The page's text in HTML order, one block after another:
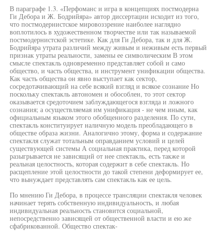
В параграфе 1.3. «Перфоманс и игра в концепциях постмодерна
Ги Дебора и Ж. Бодрийяра» автор диссертации исходит из того,
что постмодернистское мировоззрение наиболее наглядно
воплотилось в художественном творчестве или так называемой
постмодернистской эстетике. Как для Ги Дебора, так и для Ж.
Бодрийяра утрата различий между живым и неживым есть первый
признак утраты реальности, замены ее символическим В этом
смысле спектакль одновременно представляет собой и само
общество, и часть общества, и инструмент унификации общества.
Как часть общества он явно выступает как сектор,
сосредотачивающий на себе всякий взгляд и всякое сознание Но
поскольку спектакль автономен и обособлен, то этот сектор
оказывается средоточием заблуждающегося взгляда и ложного
сознания; а осуществляемая им унификация - не чем иным, как
официальным языком этого обобщенного разделения. По сути,
спектакль конституирует наличную модель преобладающего в
обществе образа жизни. Аналогично этому, форма и содержание
спектакля служат тотальным оправданием условий и целей
существующей системы А социальная практика, перед которой
разыгрывается не зависящий от нее спектакль, есть также и
реальная целостность, которая содержит в себе спектакль. Но
расщепление этой целостности до такой степени деформирует ее,
что вынуждает представлять сам спектакль как ее цель.
По мнению Ги Дебора, в процессе трансляции спектакля человек
начинает терять собственную индивидуальность, и любая
индивидуальная реальность становится социальной,
непосредственно зависящей от общественной власти и ею же
сфабрикованной. Общество спектак-